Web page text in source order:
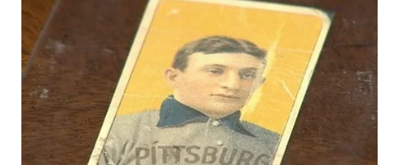
LABUANBAJO
WN
BORNEO
Wahana
Media
Group